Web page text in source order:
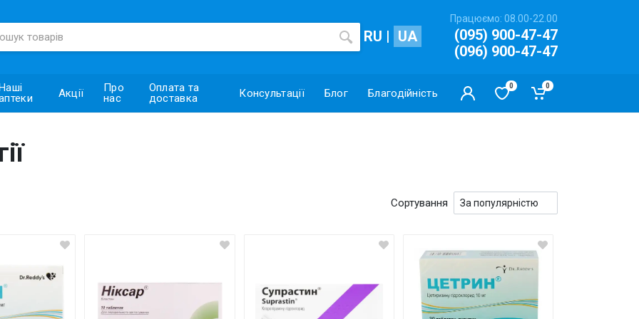
RU | UA
Працюємо: 08.00-22.00
(095) 900-47-47
(096) 900-47-47
Акції
Про
нас
Оплата та
доставка
Консультації Блог Благодійність
0 0
Сортування